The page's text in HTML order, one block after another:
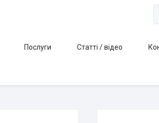
Послуги Статті / відео